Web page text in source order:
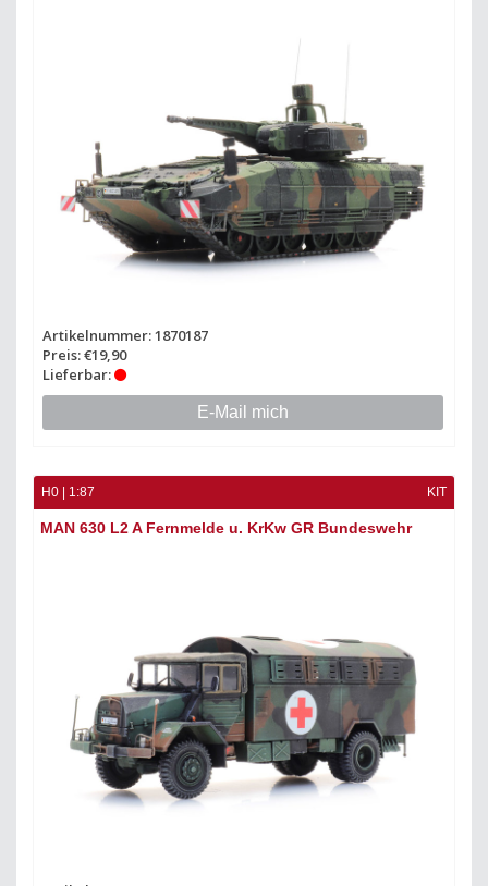
Artikelnummer: 1870187
Preis: €19,90
Lieferbar:
E-Mail mich
H0 | 1:87 KIT
MAN 630 L2 A Fernmelde u. KrKw GR Bundeswehr